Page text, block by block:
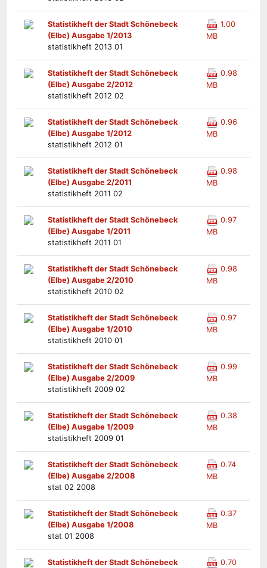
Statistikheft der Stadt Schönebeck
(Elbe) Ausgabe 1/2013
statistikheft 2013 01
1.00
MB
Statistikheft der Stadt Schönebeck
(Elbe) Ausgabe 2/2012
statistikheft 2012 02
0.98
MB
Statistikheft der Stadt Schönebeck
(Elbe) Ausgabe 1/2012
statistikheft 2012 01
0.96
MB
Statistikheft der Stadt Schönebeck
(Elbe) Ausgabe 2/2011
statistikheft 2011 02
0.98
MB
Statistikheft der Stadt Schönebeck
(Elbe) Ausgabe 1/2011
statistikheft 2011 01
0.97
MB
Statistikheft der Stadt Schönebeck
(Elbe) Ausgabe 2/2010
statistikheft 2010 02
0.98
MB
Statistikheft der Stadt Schönebeck
(Elbe) Ausgabe 1/2010
statistikheft 2010 01
0.97
MB
Statistikheft der Stadt Schönebeck
(Elbe) Ausgabe 2/2009
statistikheft 2009 02
0.99
MB
Statistikheft der Stadt Schönebeck
(Elbe) Ausgabe 1/2009
statistikheft 2009 01
0.38
MB
Statistikheft der Stadt Schönebeck
(Elbe) Ausgabe 2/2008
stat 02 2008
0.74
MB
Statistikheft der Stadt Schönebeck
(Elbe) Ausgabe 1/2008
stat 01 2008
0.37
MB
Statistikheft der Stadt Schönebeck
0.70